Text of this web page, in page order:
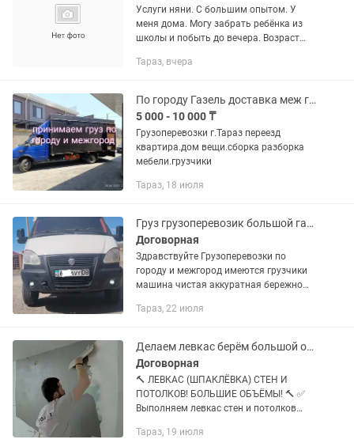
Услуги няни. С большим опытом. У
меня дома. Могу забрать ребёнка из
школы и побыть до вечера. Возраст
Тараз, вчера
По городу Газель доставка меж город с грузчиком чистый и большой кузов
5 000 - 10 000 ₸
Грузоперевозки г.Тараз переезд
квартира.дом вещи.сборка разборка
мебели.грузчики
Тараз, 18 июля
Груз грузоперевозик большой газель
Договорная
Здравствуйте Грузоперевозки по
городу и межгород имеются грузчики
машина чистая аккуратная бережно
сохранности звоните в любое время
ауле...
Тараз, 22 июля
Делаем левкас берём большой объем работы
Договорная
🔨 ЛЕВКАС (ШПАКЛЁВКА) СТЕН И
ПОТОЛКОВ! БОЛЬШИЕ ОБЪЁМЫ! 🔨 ✅
Выполняем левкас стен и потолков
посредников — напрямую с
Тараз, 19 июля